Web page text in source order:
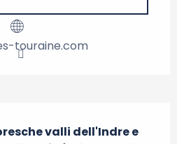
touraine.com
valli dell'Indre e